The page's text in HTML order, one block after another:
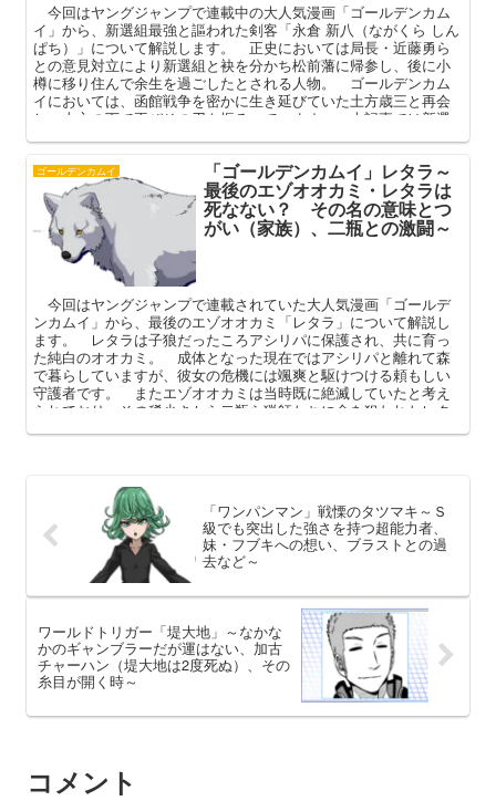
今回はヤングジャンプで連載中の大人気漫画「ゴールデンカム
イ」から、新選組最強と謳われた剣客「永倉 新八（ながくら しん
ぱち）」について解説します。 正史においては局長・近藤勇ら
との意見対立により新選組と袂を分かち松前藩に帰参し、後に小
樽に移り住んで余生を過ごしたとされる人物。 ゴールデンカム
イにおいては、函館戦争を密かに生き延びていた土方歳三と再会
し、土方の下で再びその刃を振るっています。 本記事では新選
ゴールデンカムイ 「ゴールデンカムイ」レタラ～
最後のエゾオオカミ・レタラは
死なない？ その名の意味とつ
がい（家族）、二瓶との激闘～
今回はヤングジャンプで連載されていた大人気漫画「ゴールデ
ンカムイ」から、最後のエゾオオカミ「レタラ」について解説し
ます。 レタラは子狼だったころアシリパに保護され、共に育っ
た純白のオオカミ。 成体となった現在ではアシリパと離れて森
で暮らしていますが、彼女の危機には颯爽と駆けつける頼もしい
守護者です。 またエゾオオカミは当時既に絶滅していたと考え
られており、その稀少さから二瓶ら猟師たちに命を狙われたレタ
「ワンパンマン」戦慄のタツマキ～Ｓ
級でも突出した強さを持つ超能力者、
妹・フブキへの想い、ブラストとの過
去など～
ワールドトリガー「堤大地」～なかな
かのギャンブラーだが運はない、加古
チャーハン（堤大地は2度死ぬ）、その
糸目が開く時～
コメント